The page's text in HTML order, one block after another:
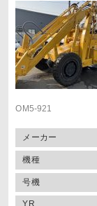
OM5-921
メーカー
機種
号機
YR